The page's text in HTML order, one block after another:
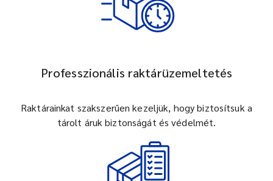
Professzionális raktárüzemeltetés
Raktárainkat szakszerűen kezeljük, hogy biztosítsuk a
tárolt áruk biztonságát és védelmét.